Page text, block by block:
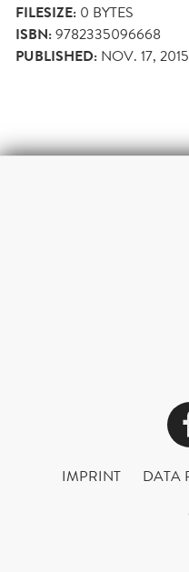
FILESIZE: 0 BYTES
ISBN:9782335096668
PUBLISHED: NOV. 17, 2015
IMPRINT DATA